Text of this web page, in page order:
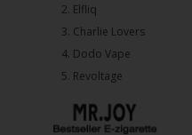
2.⁠ ⁠⁠Elfliq
3.⁠ ⁠⁠Charlie Lovers
4.⁠ ⁠⁠Dodo Vape
5. ⁠Revoltage